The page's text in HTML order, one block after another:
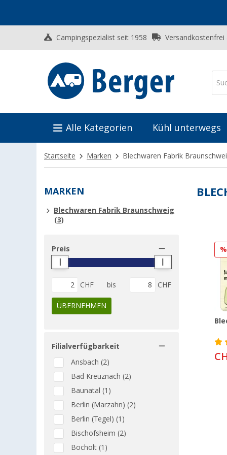
Campingspezialist seit 1958 Versandkostenfrei
Alle Kategorien Kühl unterwegs
Startseite Marken Blechwaren Fabrik
MARKEN
Blechwaren Fabrik Braunschweig
(3)
Preis
CHF bis CHF
ÜBERNEHMEN
Filialverfügbarkeit
Ansbach (2)
Bad Kreuznach (2)
Baunatal (1)
Berlin (Marzahn) (2)
Berlin (Tegel) (1)
Bischofsheim (2)
Bocholt (1)
%